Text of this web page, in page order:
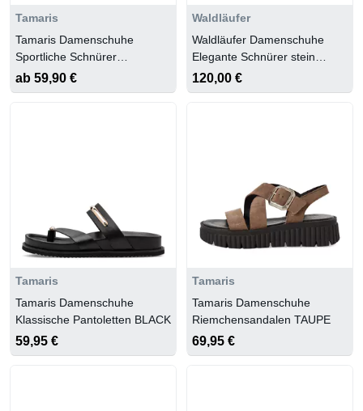
Tamaris
Tamaris Damenschuhe
Sportliche Schnürer
MULTICOLOR
ab 59,90 €
Waldläufer
Waldläufer Damenschuhe
Elegante Schnürer stein
argento
120,00 €
Tamaris
Tamaris Damenschuhe
Klassische Pantoletten BLACK
59,95 €
Tamaris
Tamaris Damenschuhe
Riemchensandalen TAUPE
69,95 €